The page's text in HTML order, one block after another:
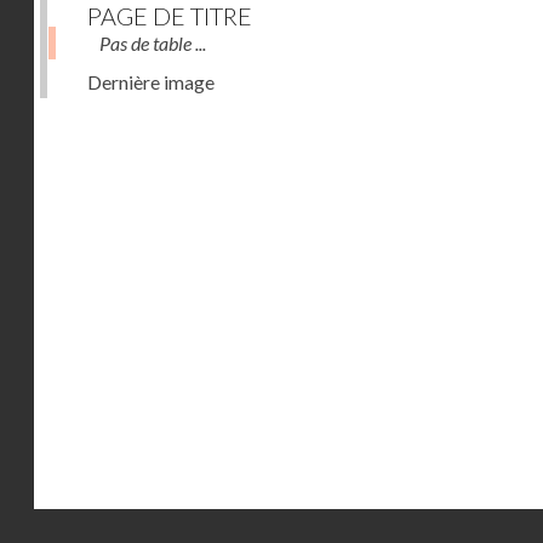
PAGE DE TITRE
Pas de table ...
Dernière image